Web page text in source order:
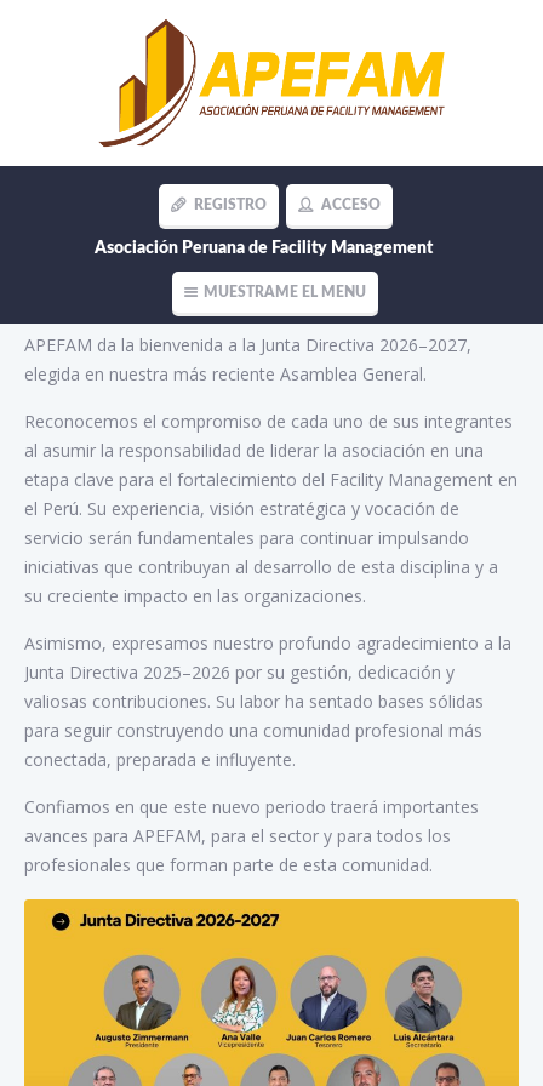
REGISTRO ACCESO
Asociación Peruana de Facility Management
MUESTRAME EL MENU
Liderazgo que impulsa el Facility
Management en el Perú – APEFAM
APEFAM da la bienvenida a la Junta Directiva 2026–2027,
elegida en nuestra más reciente Asamblea General.
Reconocemos el compromiso de cada uno de sus integrantes
al asumir la responsabilidad de liderar la asociación en una
etapa clave para el fortalecimiento del Facility Management en
el Perú. Su experiencia, visión estratégica y vocación de
servicio serán fundamentales para continuar impulsando
iniciativas que contribuyan al desarrollo de esta disciplina y a
su creciente impacto en las organizaciones.
Asimismo, expresamos nuestro profundo agradecimiento a la
Junta Directiva 2025–2026 por su gestión, dedicación y
valiosas contribuciones. Su labor ha sentado bases sólidas
para seguir construyendo una comunidad profesional más
conectada, preparada e influyente.
Confiamos en que este nuevo periodo traerá importantes
avances para APEFAM, para el sector y para todos los
profesionales que forman parte de esta comunidad.